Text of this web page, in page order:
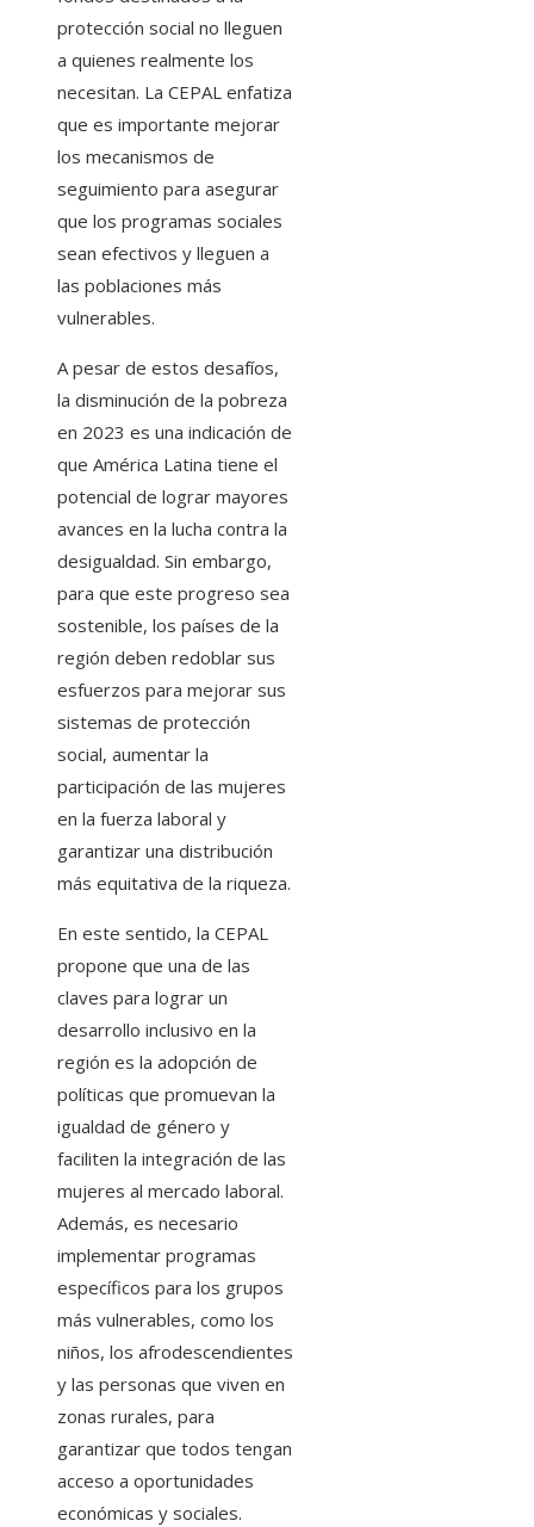
protección social no lleguen
a quienes realmente los
necesitan. La CEPAL enfatiza
que es importante mejorar
los mecanismos de
seguimiento para asegurar
que los programas sociales
sean efectivos y lleguen a
las poblaciones más
vulnerables.
A pesar de estos desafíos,
la disminución de la pobreza
en 2023 es una indicación de
que América Latina tiene el
potencial de lograr mayores
avances en la lucha contra la
desigualdad. Sin embargo,
para que este progreso sea
sostenible, los países de la
región deben redoblar sus
esfuerzos para mejorar sus
sistemas de protección
social, aumentar la
participación de las mujeres
en la fuerza laboral y
garantizar una distribución
más equitativa de la riqueza.
En este sentido, la CEPAL
propone que una de las
claves para lograr un
desarrollo inclusivo en la
región es la adopción de
políticas que promuevan la
igualdad de género y
faciliten la integración de las
mujeres al mercado laboral.
Además, es necesario
implementar programas
específicos para los grupos
más vulnerables, como los
niños, los afrodescendientes
y las personas que viven en
zonas rurales, para
garantizar que todos tengan
acceso a oportunidades
económicas y sociales.